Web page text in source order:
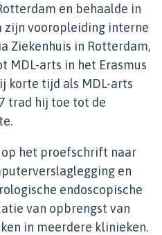
en behaalde in
zijn vooropleiding interne
Ziekenhuis in Rotterdam,
MDL-arts in het Erasmus
korte tijd als MDL-arts
trad hij toe tot de
het proefschrift naar
en
endoscopische
van opbrengst van
in meerdere klinieken.